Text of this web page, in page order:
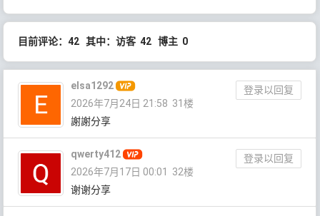
目前评论：42 其中：访客 42 博主 0
elsa1292
登录以回复
2026年7月24日 21:58 31楼
謝謝分享
qwerty412
登录以回复
2026年7月17日 00:01
32楼
谢谢分享